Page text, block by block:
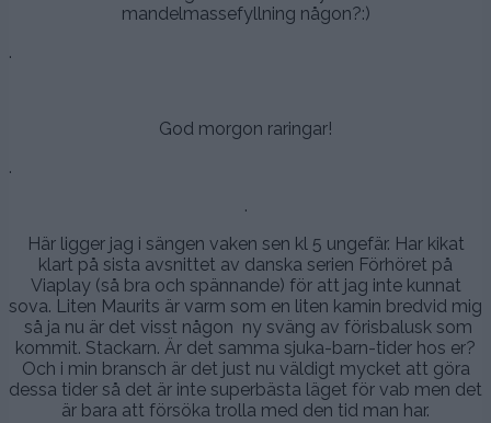
mandelmassefyllning någon?:)
.
God morgon raringar!
.
.
Här ligger jag i sängen vaken sen kl 5 ungefär. Har kikat
klart på sista avsnittet av danska serien Förhöret på
Viaplay (så bra och spännande) för att jag inte kunnat
sova. Liten Maurits är varm som en liten kamin bredvid mig
så ja nu är det visst någon ny sväng av förisbalusk som
kommit. Stackarn. Är det samma sjuka-barn-tider hos er?
Och i min bransch är det just nu väldigt mycket att göra
dessa tider så det är inte superbästa läget för vab men det
är bara att försöka trolla med den tid man har.